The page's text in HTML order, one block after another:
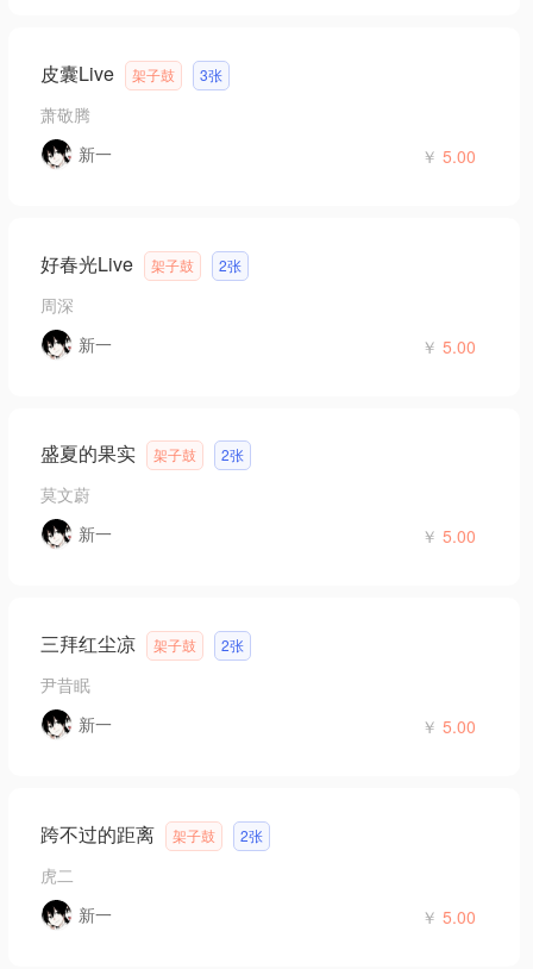
皮囊Live 架子鼓 3张
萧敬腾
新一
￥ 5.00
好春光Live 架子鼓 2张
周深
新一
￥ 5.00
盛夏的果实 架子鼓 2张
莫文蔚
新一
￥ 5.00
三拜红尘凉 架子鼓 2张
尹昔眠
新一
￥ 5.00
跨不过的距离 架子鼓 2张
虎二
新一
￥ 5.00